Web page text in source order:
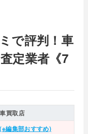
で評判！車
定業者《7
買取店
編集部おすすめ)